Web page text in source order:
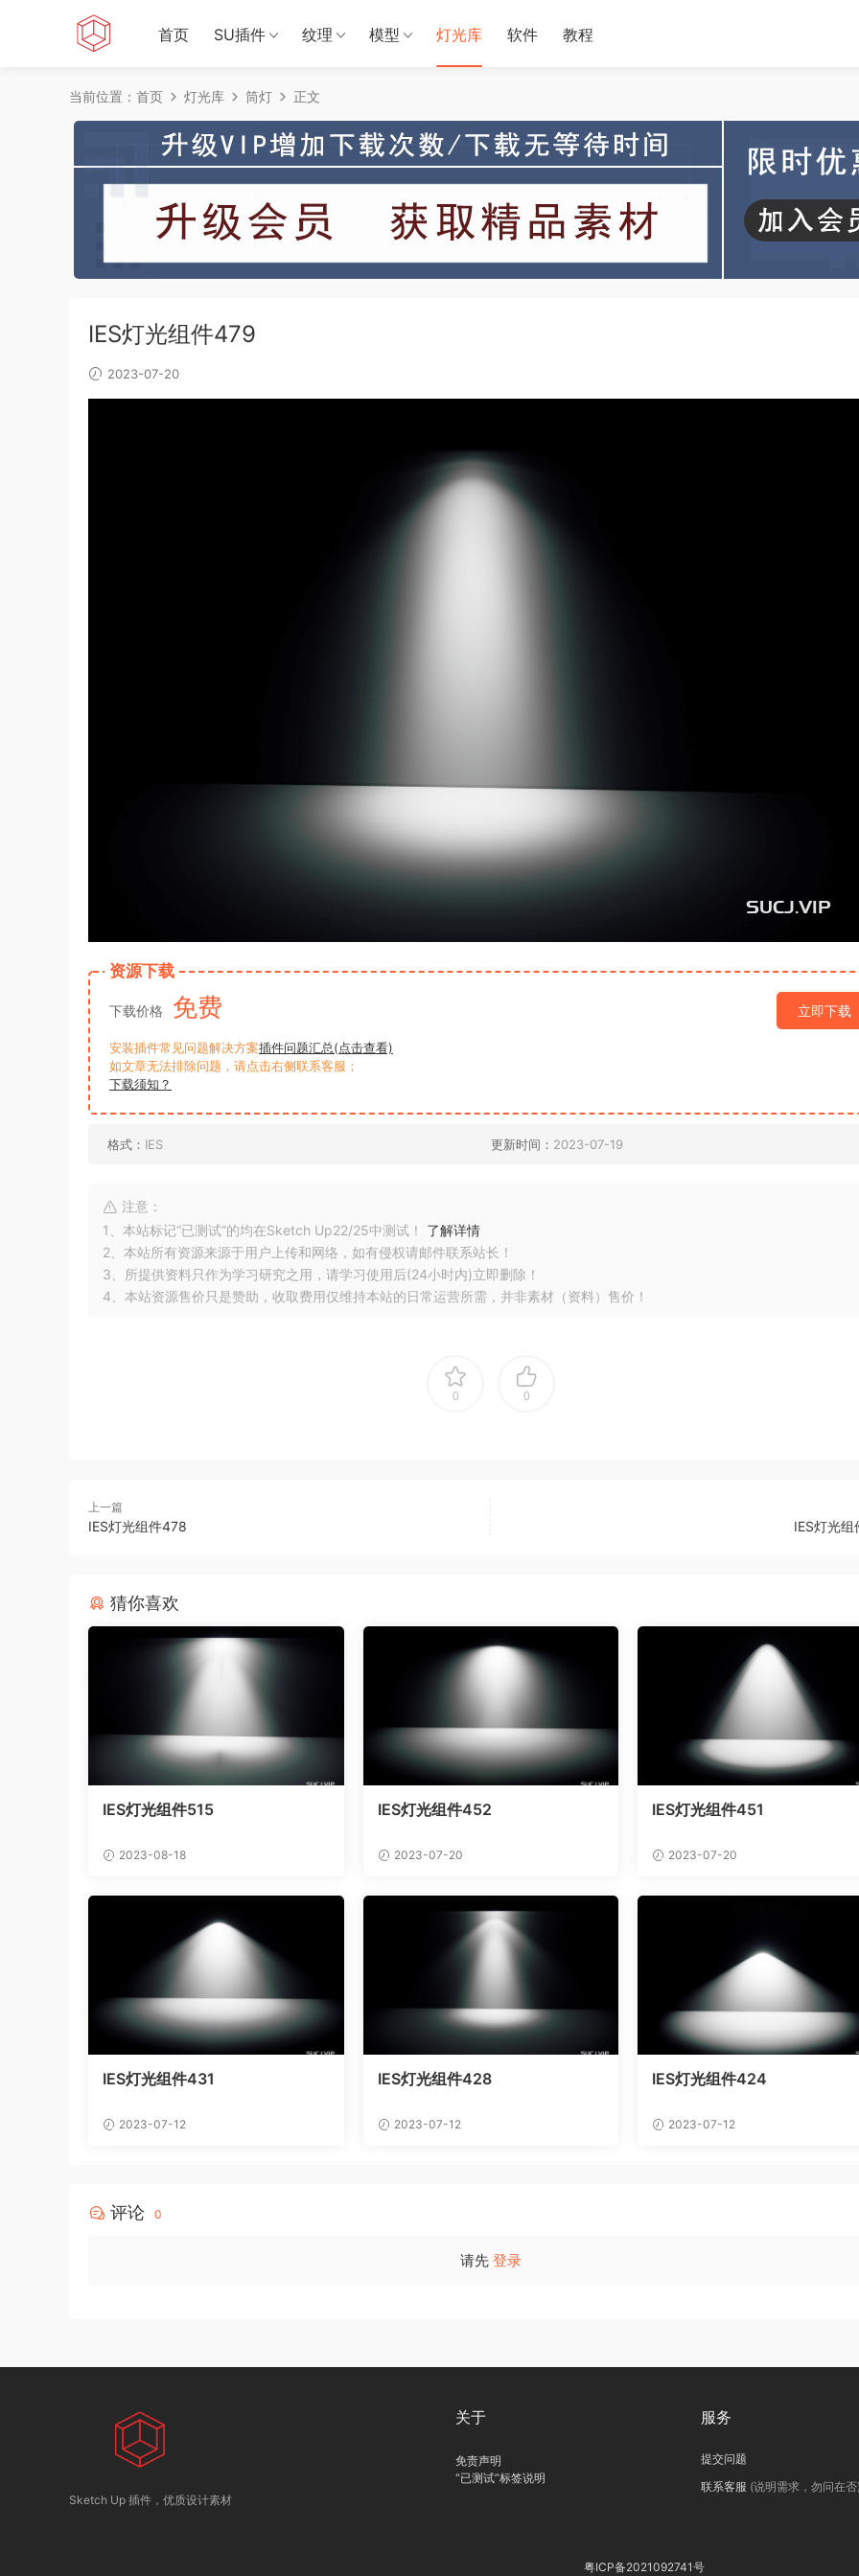
首页 SU插件 纹理 模型 灯光库 软件 教程
当前位置： 首页 灯光库 筒灯 正文
IES灯光组件479
2023-07-20
资源下载
下载价格 免费 立即下载
安装插件常见问题解决方案插件问题汇总(点击查看)
如文章无法排除问题，请点击右侧联系客服；
下载须知？
格式： IES 更新时间： 2023-07-19
注意：
1、本站标记“已测试”的均在Sketch Up22/25中测试！ 了解详情
2、本站所有资源来源于用户上传和网络，如有侵权请邮件联系站长！
3、所提供资料只作为学习研究之用，请学习使用后(24小时内)立即删除！
4、本站资源售价只是赞助，收取费用仅维持本站的日常运营所需，并非素材（资料）售价！
0 0
上一篇
IES灯光组件478 IES灯光
猜你喜欢
IES灯光组件515
2023-08-18
IES灯光组件452
2023-07-20
IES灯光组件451
2023-07-20
IES灯光组件431
2023-07-12
IES灯光组件428
2023-07-12
IES灯光组件424
2023-07-12
评论 0
请先 登录
Sketch Up 插件，优质设计素材
关于
免责声明
“已测试”标签说明
服务
提交问题
联系客服 (说明需求，勿问在否)
粤ICP备2021092741号